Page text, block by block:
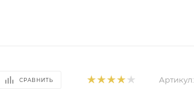
СРАВНИТЬ Артикул: